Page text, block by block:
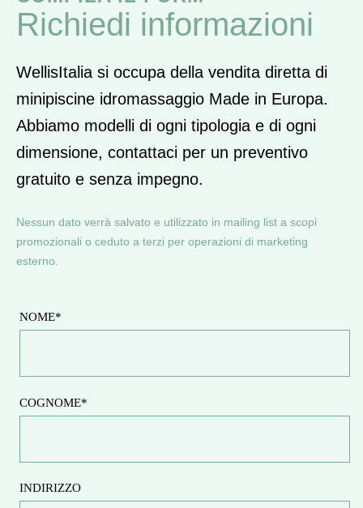
Richiedi informazioni
WellisItalia si occupa della vendita diretta di
minipiscine idromassaggio Made in Europa.
Abbiamo modelli di ogni tipologia e di ogni
dimensione, contattaci per un preventivo
gratuito e senza impegno.
Nessun dato verrà salvato e utilizzato in mailing list a scopi
promozionali o ceduto a terzi per operazioni di marketing
esterno.
NOME*
COGNOME*
INDIRIZZO